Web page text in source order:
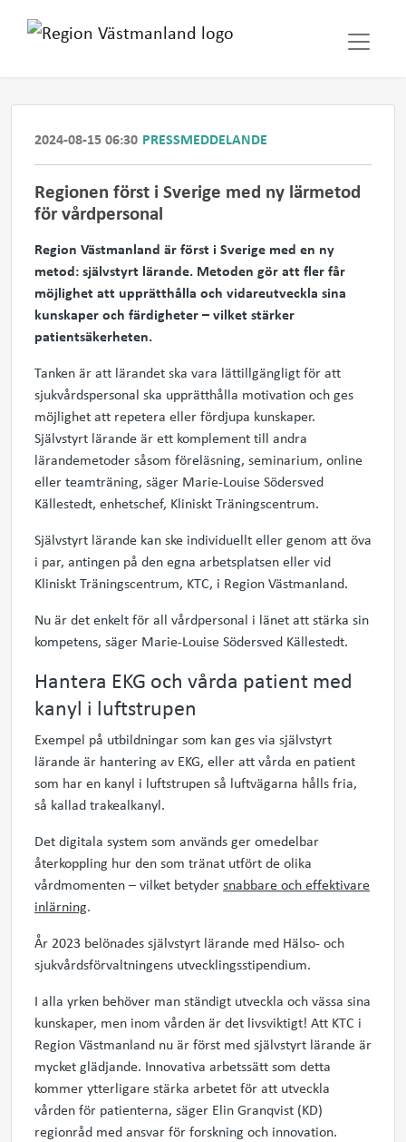
2024-08-15 06:30 PRESSMEDDELANDE
Regionen först i Sverige med ny lärmetod
för vårdpersonal
Region Västmanland är först i Sverige med en ny
metod: självstyrt lärande. Metoden gör att fler får
möjlighet att upprätthålla och vidareutveckla sina
kunskaper och färdigheter – vilket stärker
patientsäkerheten.
Tanken är att lärandet ska vara lättillgängligt för att
sjukvårdspersonal ska upprätthålla motivation och ges
möjlighet att repetera eller fördjupa kunskaper.
Självstyrt lärande är ett komplement till andra
lärandemetoder såsom föreläsning, seminarium, online
eller teamträning, säger Marie-Louise Södersved
Källestedt, enhetschef, Kliniskt Träningscentrum.
Självstyrt lärande kan ske individuellt eller genom att öva
i par, antingen på den egna arbetsplatsen eller vid
Kliniskt Träningscentrum, KTC, i Region Västmanland.
Nu är det enkelt för all vårdpersonal i länet att stärka sin
kompetens, säger Marie-Louise Södersved Källestedt.
Hantera EKG och vårda patient med
kanyl i luftstrupen
Exempel på utbildningar som kan ges via självstyrt
lärande är hantering av EKG, eller att vårda en patient
som har en kanyl i luftstrupen så luftvägarna hålls fria,
så kallad trakealkanyl.
Det digitala system som används ger omedelbar
återkoppling hur den som tränat utfört de olika
vårdmomenten – vilket betydersnabbare och effektivare
inlärning.
År 2023 belönades självstyrt lärande med Hälso- och
sjukvårdsförvaltningens utvecklingsstipendium.
I alla yrken behöver man ständigt utveckla och vässa sina
kunskaper, men inom vården är det livsviktigt! Att KTC i
Region Västmanland nu är först med självstyrt lärande är
mycket glädjande. Innovativa arbetssätt som detta
kommer ytterligare stärka arbetet för att utveckla
vården för patienterna, säger Elin Granqvist (KD)
regionråd med ansvar för forskning och innovation.